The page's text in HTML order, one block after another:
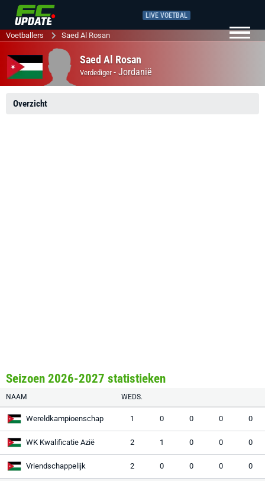
LIVE VOETBAL
Voetballers Saed Al Rosan
Saed Al Rosan
Verdediger - Jordanië
Overzicht
Seizoen 2026-2027 statistieken
NAAM WEDS.
Wereldkampioenschap 1 0 0 0 0
WK Kwalificatie Azië 2 1 0 0 0
Vriendschappelijk 2 0 0 0 0